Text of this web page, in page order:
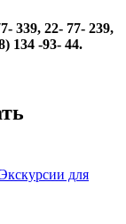
339, 22- 77- 239,
134 -93- 44.
для